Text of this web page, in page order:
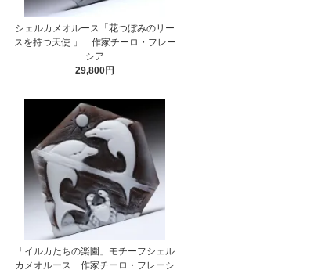
シェルカメオルース「花つぼみのリー
スを持つ天使 」 作家チーロ・フレー
シア
29,800円
「イルカたちの楽園」モチーフシェル
カメオルース 作家チーロ・フレーシ